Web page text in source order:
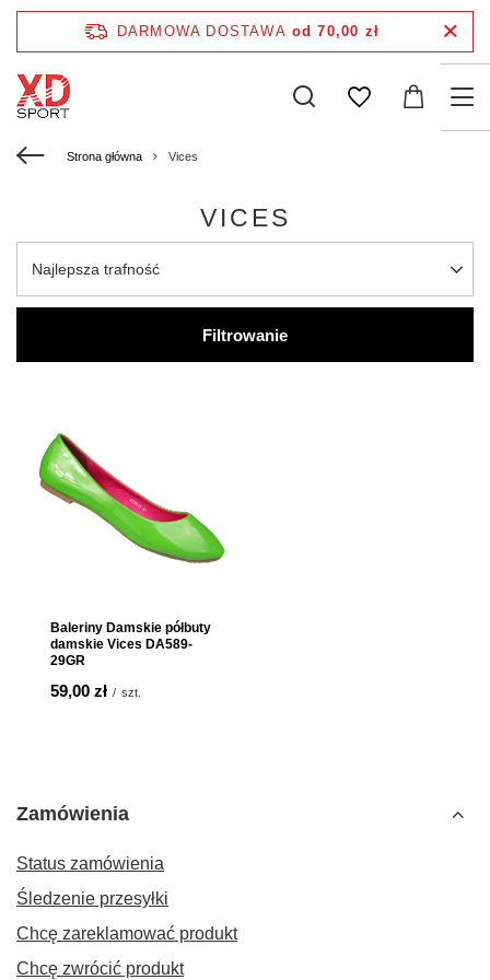
DARMOWA DOSTAWA od 70,00 zł
Strona główna Vices
VICES
Najlepsza trafność
Filtrowanie
Baleriny Damskie półbuty
damskie Vices DA589-
29GR
59,00 zł / szt.
Zamówienia
Status zamówienia
Śledzenie przesyłki
Chcę zareklamować produkt
Chcę zwrócić produkt